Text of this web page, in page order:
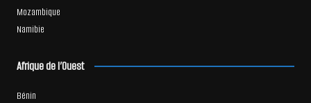
Mozambique
Namibie
Afrique de l’Ouest
Bénin